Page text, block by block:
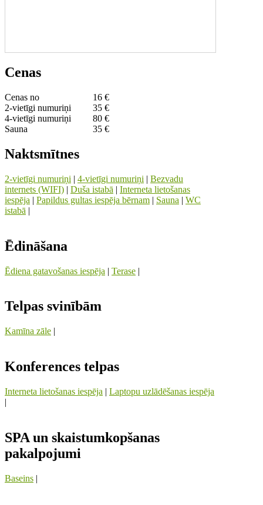
Cenas
Cenas no
16 €
2-vietīgi numuriņi
35 €
4-vietīgi numuriņi
80 €
Sauna
35 €
Naktsmītnes
2-vietīgi numuriņi | 4-vietīgi numuriņi | Bezvadu
internets (WIFI) | Duša istabā | Interneta lietošanas
iespēja | Papildus gultas iespēja bērnam | Sauna | WC
istabā |
Ēdināšana
Ēdiena gatavošanas iespēja | Terase |
Telpas svinībām
Kamīna zāle |
Konferences telpas
Interneta lietošanas iespēja | Laptopu uzlādēšanas iespēja
|
SPA un skaistumkopšanas
pakalpojumi
Baseins |